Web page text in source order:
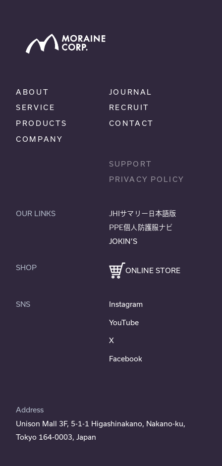
ABOUT
SERVICE
PRODUCTS
COMPANY
JOURNAL
RECRUIT
CONTACT
SUPPORT
PRIVACY POLICY
OUR LINKS
JHIサマリー日本語版
PPE個人防護服ナビ
JOKIN’S
SHOP ONLINE STORE
SNS Instagram
YouTube
X
Facebook
Address
Unison Mall 3F, 5-1-1 Higashinakano, Nakano-ku,
Tokyo 164-0003, Japan